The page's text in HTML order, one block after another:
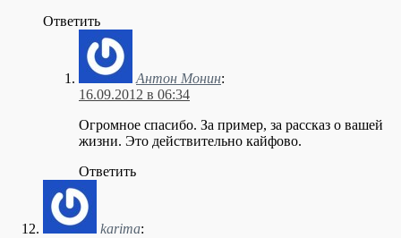
Ответить
Антон Монин:
16.09.2012 в 06:34
Огромное спасибо. За пример, за рассказ о вашей
жизни. Это действительно кайфово.
Ответить
karima: